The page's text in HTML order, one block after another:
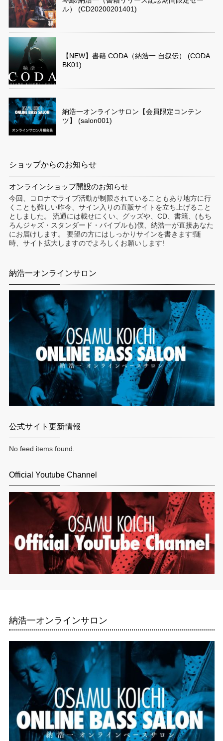
ル） (CD20200201401)
【NEW】書籍 CODA（納浩一 自叙伝） (CODA
BK01)
納浩一オンラインサロン【会員限定コンテン
ツ】 (salon001)
ショップからのお知らせ
オンラインショップ開設のお知らせ
今回、コロナでライブ活動が制限されていることもあり地方に行
くことも難しい昨今、サイン入りの直販サイトを立ち上げること
としました。 流通には載せにくい、グッズや、CD、書籍、(もち
ろんジャズ・スタンダード・バイブルも)僕、納浩一が直接あなた
にお届けします。 要望の方にはしっかりサインを書きます!随
時、サイト拡大しますのでよろしくお願いします!
納浩一オンラインサロン
公式サイト更新情報
No feed items found.
Official Youtube Channel
納浩一オンラインサロン